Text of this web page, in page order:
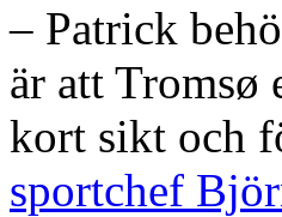
– Patrick
är att Tromsø
kort sikt och
sportchef